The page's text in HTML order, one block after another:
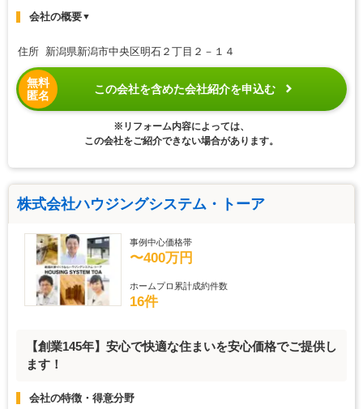
会社の概要▼
住所 新潟県新潟市中央区明石２丁目２－１４
無料
匿名
この会社を含めた会社紹介を申込む
※リフォーム内容によっては、
この会社をご紹介できない場合があります。
株式会社ハウジングシステム・トーア
事例中心価格帯
〜400万円
ホームプロ累計成約件数
16件
【創業145年】安心で快適な住まいを安心価格でご提供し
ます！
会社の特徴・得意分野